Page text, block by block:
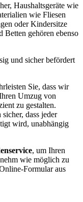
Haushaltsgeräte wie
wie Fliesen
oder Kindersitze
gehören ebenso
und sicher befördert
Sie, dass wir
Umzug von
zu gestalten.
dass jeder
wird, unabhängig
, um Ihren
wie möglich zu
Formular aus